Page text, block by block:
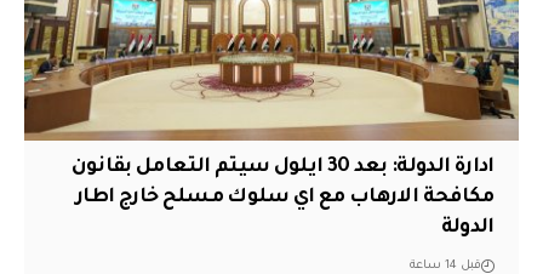
ادارة الدولة: بعد 30 ايلول سيتم التعامل بقانون
مكافحة الارهاب مع اي سلوك مسلح خارج اطار
الدولة
قبل 14 ساعة